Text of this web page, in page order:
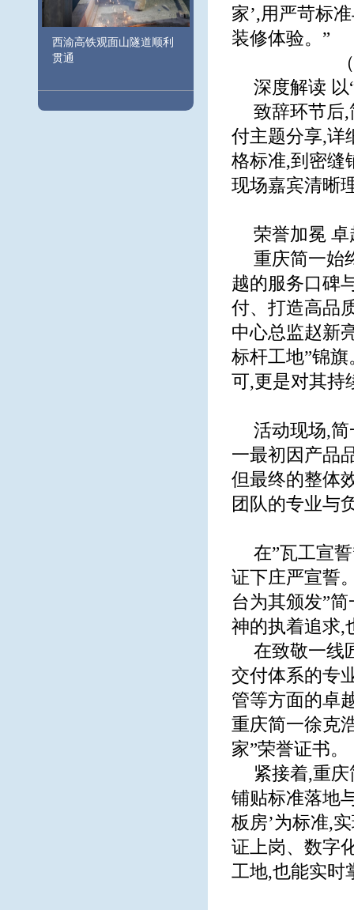
西渝高铁观面山隧道顺利
贯通
家’,用严苛标
装修体验。”
深度解读
致辞环节后
付主题分享,
格标准,到密缝
现场嘉宾清晰
荣誉加冕
重庆简一始
越的服务口碑
付、打造高品
中心总监赵新
标杆工地”锦
可,更是对其持
活动现场,
一最初因产品
但最终的整体
团队的专业与
在”瓦工宣
证下庄严宣誓
台为其颁发”
神的执着追求,
在致敬一线
交付体系的专
管等方面的卓
重庆简一徐克
家”荣誉证书。
紧接着,重
铺贴标准落地
板房’为标准,
证上岗、数字
工地,也能实时